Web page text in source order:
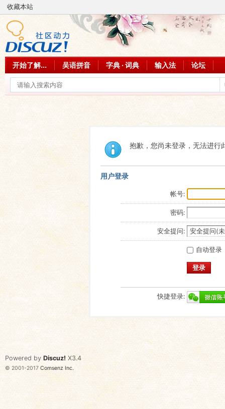
收藏本站
开始了解... 吴语拼音 字典 · 词典 输入法 论坛
抱歉，您尚未登录，无法进行
用户登录
帐号:
密码:
安全提问:
自动登录
登录
快捷登录:
Powered by Discuz! X3.4
© 2001-2017 Comsenz Inc.